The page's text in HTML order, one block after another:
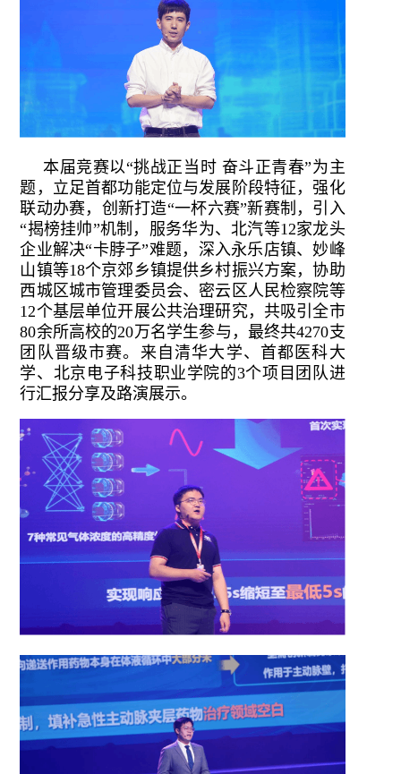
本届竞赛以“挑战正当时 奋斗正青春”为主
题，立足首都功能定位与发展阶段特征，强化
联动办赛，创新打造“一杯六赛”新赛制，引入
“揭榜挂帅”机制，服务华为、北汽等12家龙头
企业解决“卡脖子”难题，深入永乐店镇、妙峰
山镇等18个京郊乡镇提供乡村振兴方案，协助
西城区城市管理委员会、密云区人民检察院等
12个基层单位开展公共治理研究，共吸引全市
80余所高校的20万名学生参与，最终共4270支
团队晋级市赛。来自清华大学、首都医科大
学、北京电子科技职业学院的3个项目团队进
行汇报分享及路演展示。